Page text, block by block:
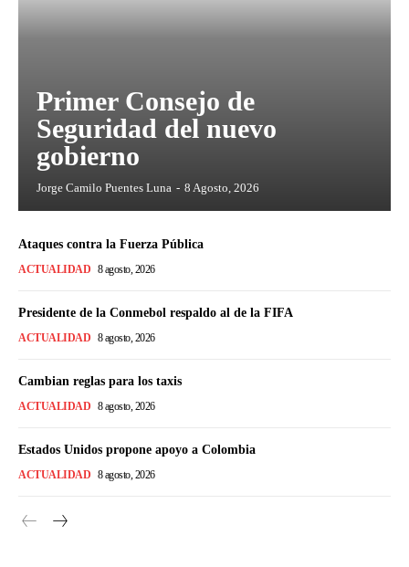
Primer Consejo de
Seguridad del nuevo
gobierno
Jorge Camilo Puentes Luna - 8 Agosto, 2026
Ataques contra la Fuerza Pública
ACTUALIDAD 8 agosto, 2026
Presidente de la Conmebol respaldo al de la FIFA
ACTUALIDAD 8 agosto, 2026
Cambian reglas para los taxis
ACTUALIDAD 8 agosto, 2026
Estados Unidos propone apoyo a Colombia
ACTUALIDAD 8 agosto, 2026